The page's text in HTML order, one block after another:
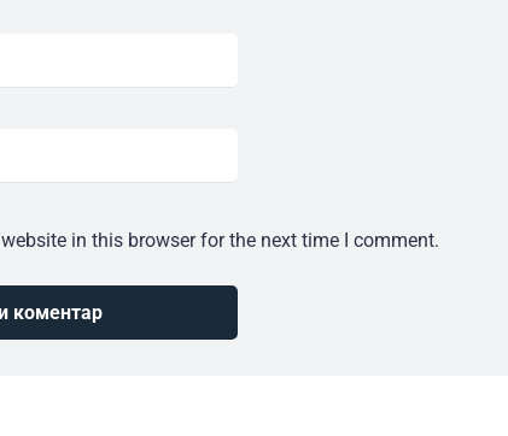
in this browser for the next time I comment.